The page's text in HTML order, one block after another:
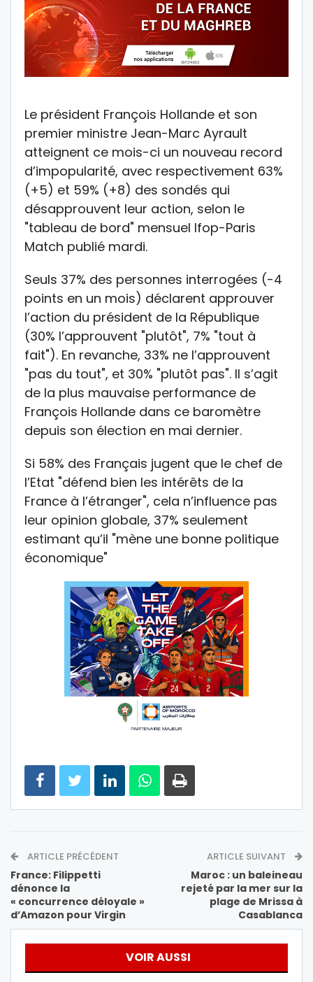
Le président François Hollande et son
premier ministre Jean-Marc Ayrault
atteignent ce mois-ci un nouveau record
d’impopularité, avec respectivement 63%
(+5) et 59% (+8) des sondés qui
désapprouvent leur action, selon le
"tableau de bord" mensuel Ifop-Paris
Match publié mardi.
Seuls 37% des personnes interrogées (-4
points en un mois) déclarent approuver
l’action du président de la République
(30% l’approuvent "plutôt", 7% "tout à
fait"). En revanche, 33% ne l’approuvent
"pas du tout", et 30% "plutôt pas". Il s’agit
de la plus mauvaise performance de
François Hollande dans ce baromètre
depuis son élection en mai dernier.
Si 58% des Français jugent que le chef de
l’Etat "défend bien les intérêts de la
France à l’étranger", cela n’influence pas
leur opinion globale, 37% seulement
estimant qu’il "mène une bonne politique
économique"
ARTICLE PRÉCÉDENT
France: Filippetti
dénonce la
« concurrence déloyale »
d’Amazon pour Virgin
ARTICLE SUIVANT
Maroc : un baleineau
rejeté par la mer sur la
plage de Mrissa à
Casablanca
VOIR AUSSI